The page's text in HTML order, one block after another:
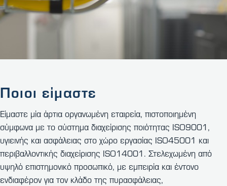
Ποιοι είμαστε
Είμαστε μία άρτια οργανωμένη εταιρεία, πιστοποιημένη
σύμφωνα με το σύστημα διαχείρισης ποιότητας ISO9001,
υγιεινής και ασφάλειας στο χώρο εργασίας ISO45001 και
περιβαλλοντικής διαχείρισης ISO14001. Στελεχωμένη από
υψηλό επιστημονικό προσωπικό, με εμπειρία και έντονο
ενδιαφέρον για τον κλάδο της πυρασφάλειας,